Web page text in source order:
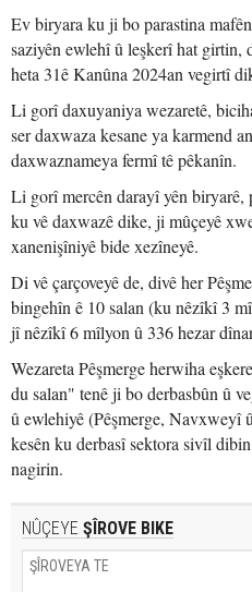
Ev biryara ku ji bo parastina
saziyên ewlehî û leşkerî hat girtin,
heta 31ê Kanûna 2024an vegirtî
Li gorî daxuyaniya wezaretê,
ser daxwaza kesane ya karmend
daxwaznameya fermî tê pêkanîn.
Li gorî mercên darayî yên biryarê,
ku vê daxwazê dike, ji mûçeyê
xanenişîniyê bide xezîneyê.
Di vê çarçoveyê de, divê her
bingehîn ê 10 salan (ku nêzîkî 3
jî nêzîkî 6 mîlyon û 336 hezar
Wezareta Pêşmerge herwiha
du salan" tenê ji bo derbasbûn û
û ewlehiyê (Pêşmerge, Navxweyî
kesên ku derbasî sektora sivîl
nagirin.
NÛÇEYE ŞÎROVE BIKE